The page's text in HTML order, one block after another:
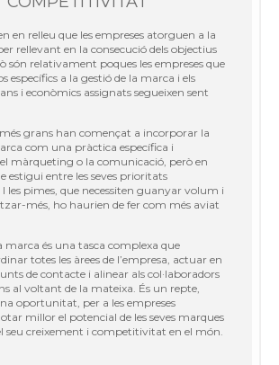
en relleu que les empreses atorguen a la
rellevant en la consecució dels objectius
són relativament poques les empreses que
específics a la gestió de la marca i els
i econòmics assignats segueixen sent
més grans han començat a incorporar la
com una pràctica específica i
màrqueting o la comunicació, però en
estigui entre les seves prioritats
les pimes, que necessiten guanyar volum i
més, ho haurien de fer com més aviat
marca és una tasca complexa que
totes les àrees de l’empresa, actuar en
de contacte i alinear als col·laboradors
al voltant de la mateixa. És un repte,
oportunitat, per a les empreses
millor el potencial de les seves marques
seu creixement i competitivitat en el món.